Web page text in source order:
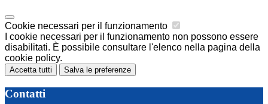
Cookie necessari per il funzionamento
I cookie necessari per il funzionamento non possono essere
disabilitati. È possibile consultare l'elenco nella pagina della
cookie policy.
Accetta tutti Salva le preferenze
Contatti